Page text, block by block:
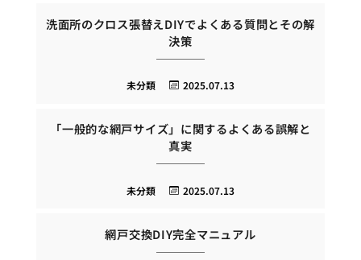
洗面所のクロス張替えDIYでよくある質問とその解
決策
2025.07.13
未分類
「一般的な網戸サイズ」に関するよくある誤解と
真実
2025.07.13
未分類
網戸交換DIY完全マニュアル